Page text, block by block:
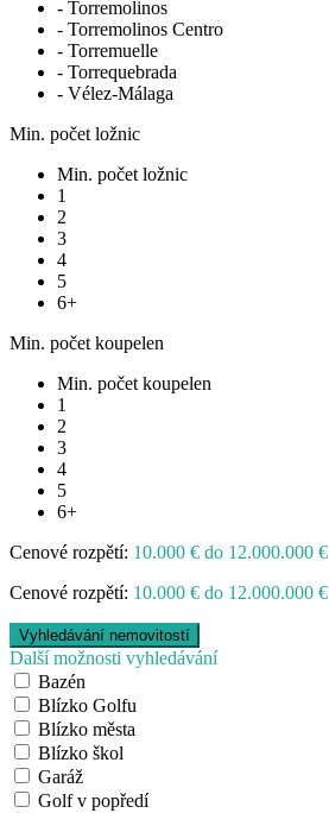
- Torremolinos
- Torremolinos Centro
- Torremuelle
- Torrequebrada
- Vélez-Málaga
Min. počet ložnic
Min. počet ložnic
1
2
3
4
5
6+
Min. počet koupelen
Min. počet koupelen
1
2
3
4
5
6+
Cenové rozpětí: 10.000 € do 12.000.000 €
Cenové rozpětí: 10.000 € do 12.000.000 €
Další možnosti vyhledávání
Bazén
Blízko Golfu
Blízko města
Blízko škol
Garáž
Golf v popředí